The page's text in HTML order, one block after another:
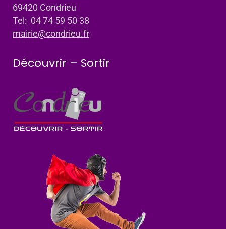
69420 Condrieu
Tel: 04 74 59 50 38
mairie@condrieu.fr
Découvrir – Sortir